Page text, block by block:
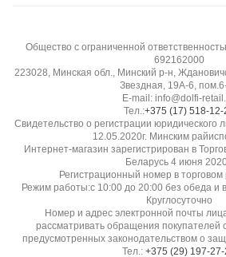
Общество с ограниченной
692162000
223028, Минская обл., Минский р-н,
Звездная, 19А-6,
E-mail: info@dolfi-
Тел.:+375 (17) 518-12-
Свидетельство о регистрации
12.05.2020г. Минским
Интернет-магазин зарегистрирован в
Беларусь 4 июня
Регистрационный номер в
Режим работы:с 10:00 до 20:00 без обеда и
Круглосуточно
Номер и адрес электронной почты
рассматривать обращения покупателей
предусмотренных законодательством о
Тел.: +375 (29) 197-27-